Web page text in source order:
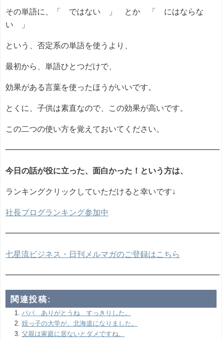
その単語に、「 ではない 」 とか 「 にはならな
い 」
という、否定系の単語を使うより、
最初から、単語ひとつだけで、
効果がある言葉を使ったほうがいいです。
とくに、子供は素直なので、この効果が高いです。
この二つの使い方を覚えておいてください。
━━━━━━━━━━━━━━━━━━━━━━━━━━━
今日の話が役に立った、面白かった！という方は、
ランキングクリックしていただけると幸いです↓
社長ブログランキング参加中
━━━━━━━━━━━━━━━━━━━━━━━━━━━
七星流ビジネス・日刊メルマガのご登録はこちら
━━━━━━━━━━━━━━━━━━━━━━━━━━━
関連投稿:
パパ ありがとうね すっきりした。
姪っ子の大学が、北海道になりました。
父親は家庭に居ないとダメですね。